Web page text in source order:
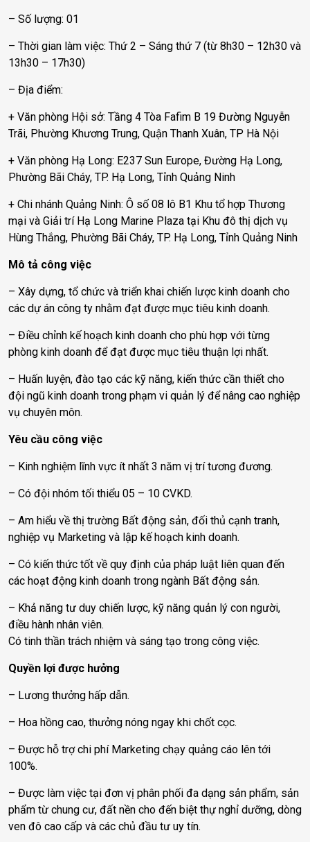
– Số lượng: 01
– Thời gian làm việc: Thứ 2 – Sáng thứ 7 (từ 8h30 – 12h30 và
13h30 – 17h30)
– Địa điểm:
+ Văn phòng Hội sở: Tầng 4 Tòa Fafim B 19 Đường Nguyễn
Trãi, Phường Khương Trung, Quận Thanh Xuân, TP Hà Nội
+ Văn phòng Hạ Long: E237 Sun Europe, Đường Hạ Long,
Phường Bãi Cháy, TP. Hạ Long, Tỉnh Quảng Ninh
+ Chi nhánh Quảng Ninh: Ô số 08 lô B1 Khu tổ hợp Thương
mại và Giải trí Hạ Long Marine Plaza tại Khu đô thị dịch vụ
Hùng Thắng, Phường Bãi Cháy, TP. Hạ Long, Tỉnh Quảng Ninh
Mô tả công việc
– Xây dựng, tổ chức và triển khai chiến lược kinh doanh cho
các dự án công ty nhằm đạt được mục tiêu kinh doanh.
– Điều chỉnh kế hoạch kinh doanh cho phù hợp với từng
phòng kinh doanh để đạt được mục tiêu thuận lợi nhất.
– Huấn luyện, đào tạo các kỹ năng, kiến thức cần thiết cho
đội ngũ kinh doanh trong phạm vi quản lý để nâng cao nghiệp
vụ chuyên môn.
Yêu cầu công việc
– Kinh nghiệm lĩnh vực ít nhất 3 năm vị trí tương đương.
– Có đội nhóm tối thiểu 05 – 10 CVKD.
– Am hiểu về thị trường Bất động sản, đối thủ cạnh tranh,
nghiệp vụ Marketing và lập kế hoạch kinh doanh.
– Có kiến thức tốt về quy định của pháp luật liên quan đến
các hoạt động kinh doanh trong ngành Bất động sản.
– Khả năng tư duy chiến lược, kỹ năng quản lý con người,
điều hành nhân viên.
Có tinh thần trách nhiệm và sáng tạo trong công việc.
Quyền lợi được hưởng
– Lương thưởng hấp dẫn.
– Hoa hồng cao, thưởng nóng ngay khi chốt cọc.
– Được hỗ trợ chi phí Marketing chạy quảng cáo lên tới
100%.
– Được làm việc tại đơn vị phân phối đa dạng sản phẩm, sản
phẩm từ chung cư, đất nền cho đến biệt thự nghỉ dưỡng, dòng
ven đô cao cấp và các chủ đầu tư uy tín.